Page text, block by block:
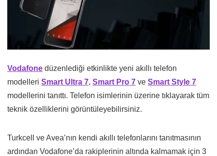
Vodafone düzenlediği etkinlikte yeni akıllı telefon
modelleri Smart Ultra 7, Smart Pro 7 ve Smart Style 7
modellerini tanıttı. Telefon isimlerinin üzerine tıklayarak tüm
teknik özelliklerini görüntüleyebilirsiniz.
Turkcell ve Avea’nın kendi akıllı telefonlarını tanıtmasının
ardından Vodafone’da rakiplerinin altında kalmamak için 3